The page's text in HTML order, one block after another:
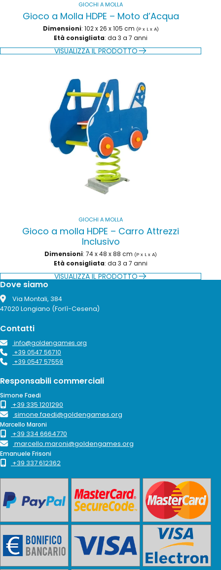
GIOCHI A MOLLA
Gioco a Molla HDPE – Moto d’Acqua
Dimensioni: 102 x 26 x 105 cm (P x L x A)
Età consigliata: da 3 a 7 anni
VISUALIZZA IL PRODOTTO
GIOCHI A MOLLA
Gioco a molla HDPE – Carro Attrezzi
Inclusivo
Dimensioni: 74 x 48 x 88 cm (P x L x A)
Età consigliata: da 3 a 7 anni
VISUALIZZA IL PRODOTTO
Dove siamo
Via Montali, 384
47020 Longiano (Forlì-Cesena)
Contatti
info@goldengames.org
+39 0547 56710
+39 0547 57559
Responsabili commerciali
Simone Faedi
+39 335 1201290
simone.faedi@goldengames.org
Marcello Maroni
+39 334 6664770
marcello.maroni@goldengames.org
Emanuele Frisoni
+39 337 612362